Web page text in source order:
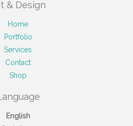
& Design
Home
Portfolio
Services
Contact
Shop
English